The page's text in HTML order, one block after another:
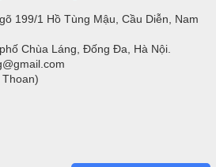
199/1 Hồ Tùng Mậu, Cầu Diễn, Nam
Chùa Láng, Đống Đa, Hà Nội.